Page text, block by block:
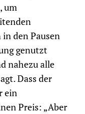
um
den Pausen
genutzt
nahezu alle
Dass der
ein
Preis: „Aber